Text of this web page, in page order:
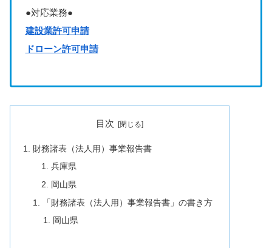
●対応業務●
建設業許可申請
ドローン許可申請
目次
財務諸表（法人用）事業報告書
兵庫県
岡山県
「財務諸表（法人用）事業報告書」の書き方
岡山県